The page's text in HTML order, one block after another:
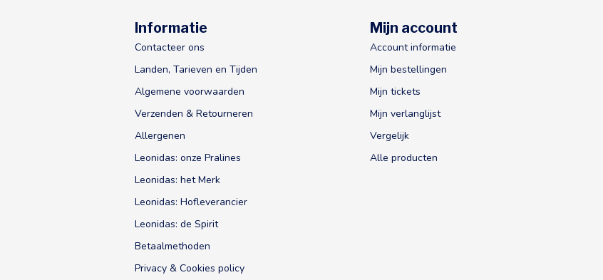
Informatie
Contacteer ons
Landen, Tarieven en Tijden
Algemene voorwaarden
Verzenden & Retourneren
Allergenen
Leonidas: onze Pralines
Leonidas: het Merk
Leonidas: Hofleverancier
Leonidas: de Spirit
Betaalmethoden
Privacy & Cookies policy
Mijn account
Account informatie
Mijn bestellingen
Mijn tickets
Mijn verlanglijst
Vergelijk
Alle producten